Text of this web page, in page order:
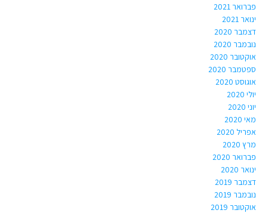
פברואר 2021
ינואר 2021
דצמבר 2020
נובמבר 2020
אוקטובר 2020
ספטמבר 2020
אוגוסט 2020
יולי 2020
יוני 2020
מאי 2020
אפריל 2020
מרץ 2020
פברואר 2020
ינואר 2020
דצמבר 2019
נובמבר 2019
אוקטובר 2019